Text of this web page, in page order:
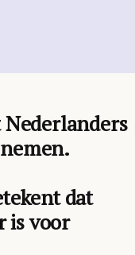
dat
is voor